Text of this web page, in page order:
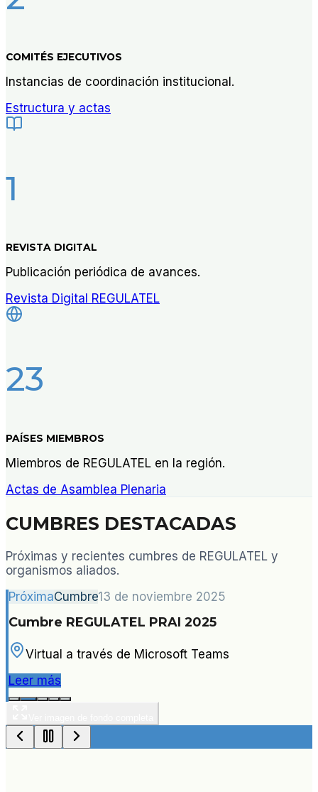
COMITÉS EJECUTIVOS
Instancias de coordinación institucional.
Estructura y actas
1
REVISTA DIGITAL
Publicación periódica de avances.
Revista Digital REGULATEL
23
PAÍSES MIEMBROS
Miembros de REGULATEL en la región.
Actas de Asamblea Plenaria
CUMBRES DESTACADAS
Próximas y recientes cumbres de REGULATEL y
organismos aliados.
PróximaCumbre13 de noviembre 2025
Cumbre REGULATEL PRAI 2025
Virtual a través de Microsoft Teams
Leer más